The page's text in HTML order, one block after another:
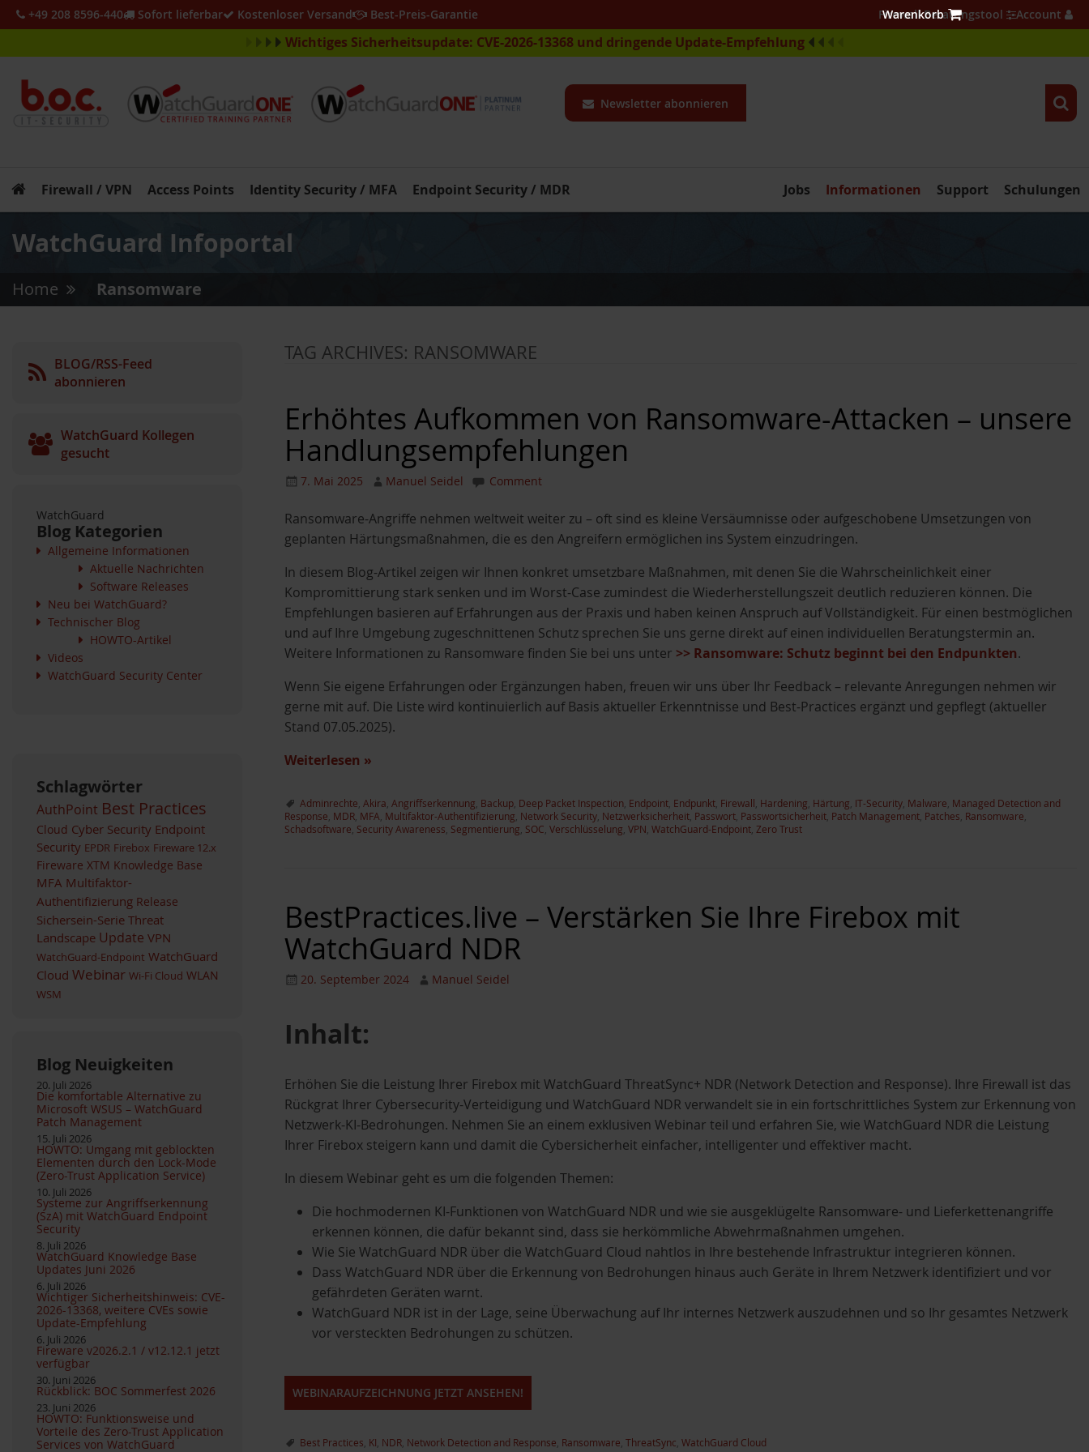
Wichtiges Sicherheitsupdate: CVE-2026-13368 und dringende Update-Empfehlung
Newsletter abonnieren
+49 208 8596-440 Sofort lieferbar Kostenloser Versand Best-Preis-Garantie Firewall Beratungstool Account
Firewall / VPN Access Points Identity Security / MFA Endpoint Security / MDR Schulungen
Support
Informationen
Jobs
WatchGuard Infoportal
Home Ransomware
TAG ARCHIVES: RANSOMWARE
Erhöhtes Aufkommen von Ransomware-Attacken – unsere
Handlungsempfehlungen
7. Mai 2025 Manuel Seidel Comment
Ransomware-Angriffe nehmen weltweit weiter zu – oft sind es kleine Versäumnisse oder aufgeschobene Umsetzungen von
geplanten Härtungsmaßnahmen, die es den Angreifern ermöglichen ins System einzudringen.
In diesem Blog-Artikel zeigen wir Ihnen konkret umsetzbare Maßnahmen, mit denen Sie die Wahrscheinlichkeit einer
Kompromittierung stark senken und im Worst-Case zumindest die Wiederherstellungszeit deutlich reduzieren können. Die
Empfehlungen basieren auf Erfahrungen aus der Praxis und haben keinen Anspruch auf Vollständigkeit. Für einen bestmöglichen
und auf Ihre Umgebung zugeschnittenen Schutz sprechen Sie uns gerne direkt auf einen individuellen Beratungstermin an.
Weitere Informationen zu Ransomware finden Sie bei uns unter >> Ransomware: Schutz beginnt bei den Endpunkten.
Wenn Sie eigene Erfahrungen oder Ergänzungen haben, freuen wir uns über Ihr Feedback – relevante Anregungen nehmen wir
gerne mit auf. Die Liste wird kontinuierlich auf Basis aktueller Erkenntnisse und Best-Practices ergänzt und gepflegt (aktueller
Stand 07.05.2025).
Weiterlesen »
Adminrechte Akira Angriffserkennung Backup Deep Packet Inspection Endpoint Endpunkt Firewall Hardening Härtung IT-Security Malware Managed Detection and
Response MDR MFA Multifaktor-Authentifizierung Network Security Netzwerksicherheit Passwort Passwortsicherheit Patch Management Patches Ransomware
Schadsoftware Security Awareness Segmentierung SOC Verschlüsselung VPN WatchGuard-Endpoint Zero Trust
BestPractices.live – Verstärken Sie Ihre Firebox mit
WatchGuard NDR
20. September 2024 Manuel Seidel
Inhalt:
Erhöhen Sie die Leistung Ihrer Firebox mit WatchGuard ThreatSync+ NDR (Network Detection and Response). Ihre Firewall ist das
Rückgrat Ihrer Cybersecurity-Verteidigung und WatchGuard NDR verwandelt sie in ein fortschrittliches System zur Erkennung von
Netzwerk-KI-Bedrohungen. Nehmen Sie an einem exklusiven Webinar teil und erfahren Sie, wie WatchGuard NDR die Leistung
Ihrer Firebox steigern kann und damit die Cybersicherheit einfacher, intelligenter und effektiver macht.
In diesem Webinar geht es um die folgenden Themen:
Die hochmodernen KI-Funktionen von WatchGuard NDR und wie sie ausgeklügelte Ransomware- und Lieferkettenangriffe
erkennen können, die dafür bekannt sind, dass sie herkömmliche Abwehrmaßnahmen umgehen.
Wie Sie WatchGuard NDR über die WatchGuard Cloud nahtlos in Ihre bestehende Infrastruktur integrieren können.
Dass WatchGuard NDR über die Erkennung von Bedrohungen hinaus auch Geräte in Ihrem Netzwerk identifiziert und vor
gefährdeten Geräten warnt.
WatchGuard NDR ist in der Lage, seine Überwachung auf Ihr internes Netzwerk auszudehnen und so Ihr gesamtes Netzwerk
vor versteckten Bedrohungen zu schützen.
WEBINARAUFZEICHNUNG JETZT ANSEHEN!
Best Practices KI NDR Network Detection and Response Ransomware ThreatSync WatchGuard Cloud
BLOG/RSS-Feed
abonnieren
WatchGuard Kollegen
gesucht
WatchGuard
Blog Kategorien
Allgemeine Informationen
Aktuelle Nachrichten
Software Releases
Neu bei WatchGuard?
Technischer Blog
HOWTO-Artikel
Videos
WatchGuard Security Center
Schlagwörter
AuthPoint Best Practices
Cloud Cyber Security Endpoint
Security EPDR Firebox Fireware 12.x
Fireware XTM Knowledge Base
MFA Multifaktor-
Authentifizierung Release
Sichersein-Serie Threat
Landscape Update VPN
WatchGuard-Endpoint WatchGuard
Cloud Webinar Wi-Fi Cloud WLAN
WSM
Blog Neuigkeiten
20. Juli 2026
Die komfortable Alternative zu
Microsoft WSUS – WatchGuard
Patch Management
15. Juli 2026
HOWTO: Umgang mit geblockten
Elementen durch den Lock-Mode
(Zero-Trust Application Service)
10. Juli 2026
Systeme zur Angriffserkennung
(SzA) mit WatchGuard Endpoint
Security
8. Juli 2026
WatchGuard Knowledge Base
Updates Juni 2026
6. Juli 2026
Wichtiger Sicherheitshinweis: CVE-
2026-13368, weitere CVEs sowie
Update-Empfehlung
6. Juli 2026
Fireware v2026.2.1 / v12.12.1 jetzt
verfügbar
30. Juni 2026
Rückblick: BOC Sommerfest 2026
23. Juni 2026
HOWTO: Funktionsweise und
Vorteile des Zero-Trust Application
Services von WatchGuard